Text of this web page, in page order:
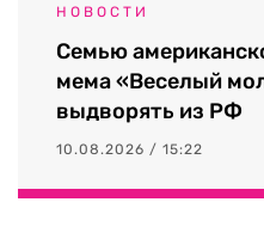
НОВОСТИ
Семью
мема «Веселый
выдворять из РФ
10.08.2026 / 15:22